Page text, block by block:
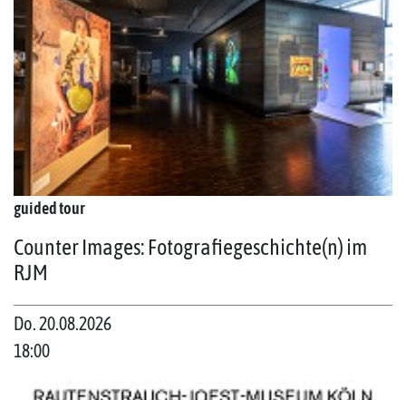
guided tour
Counter Images: Fotografiegeschichte(n) im
RJM
Do. 20.08.2026
18:00